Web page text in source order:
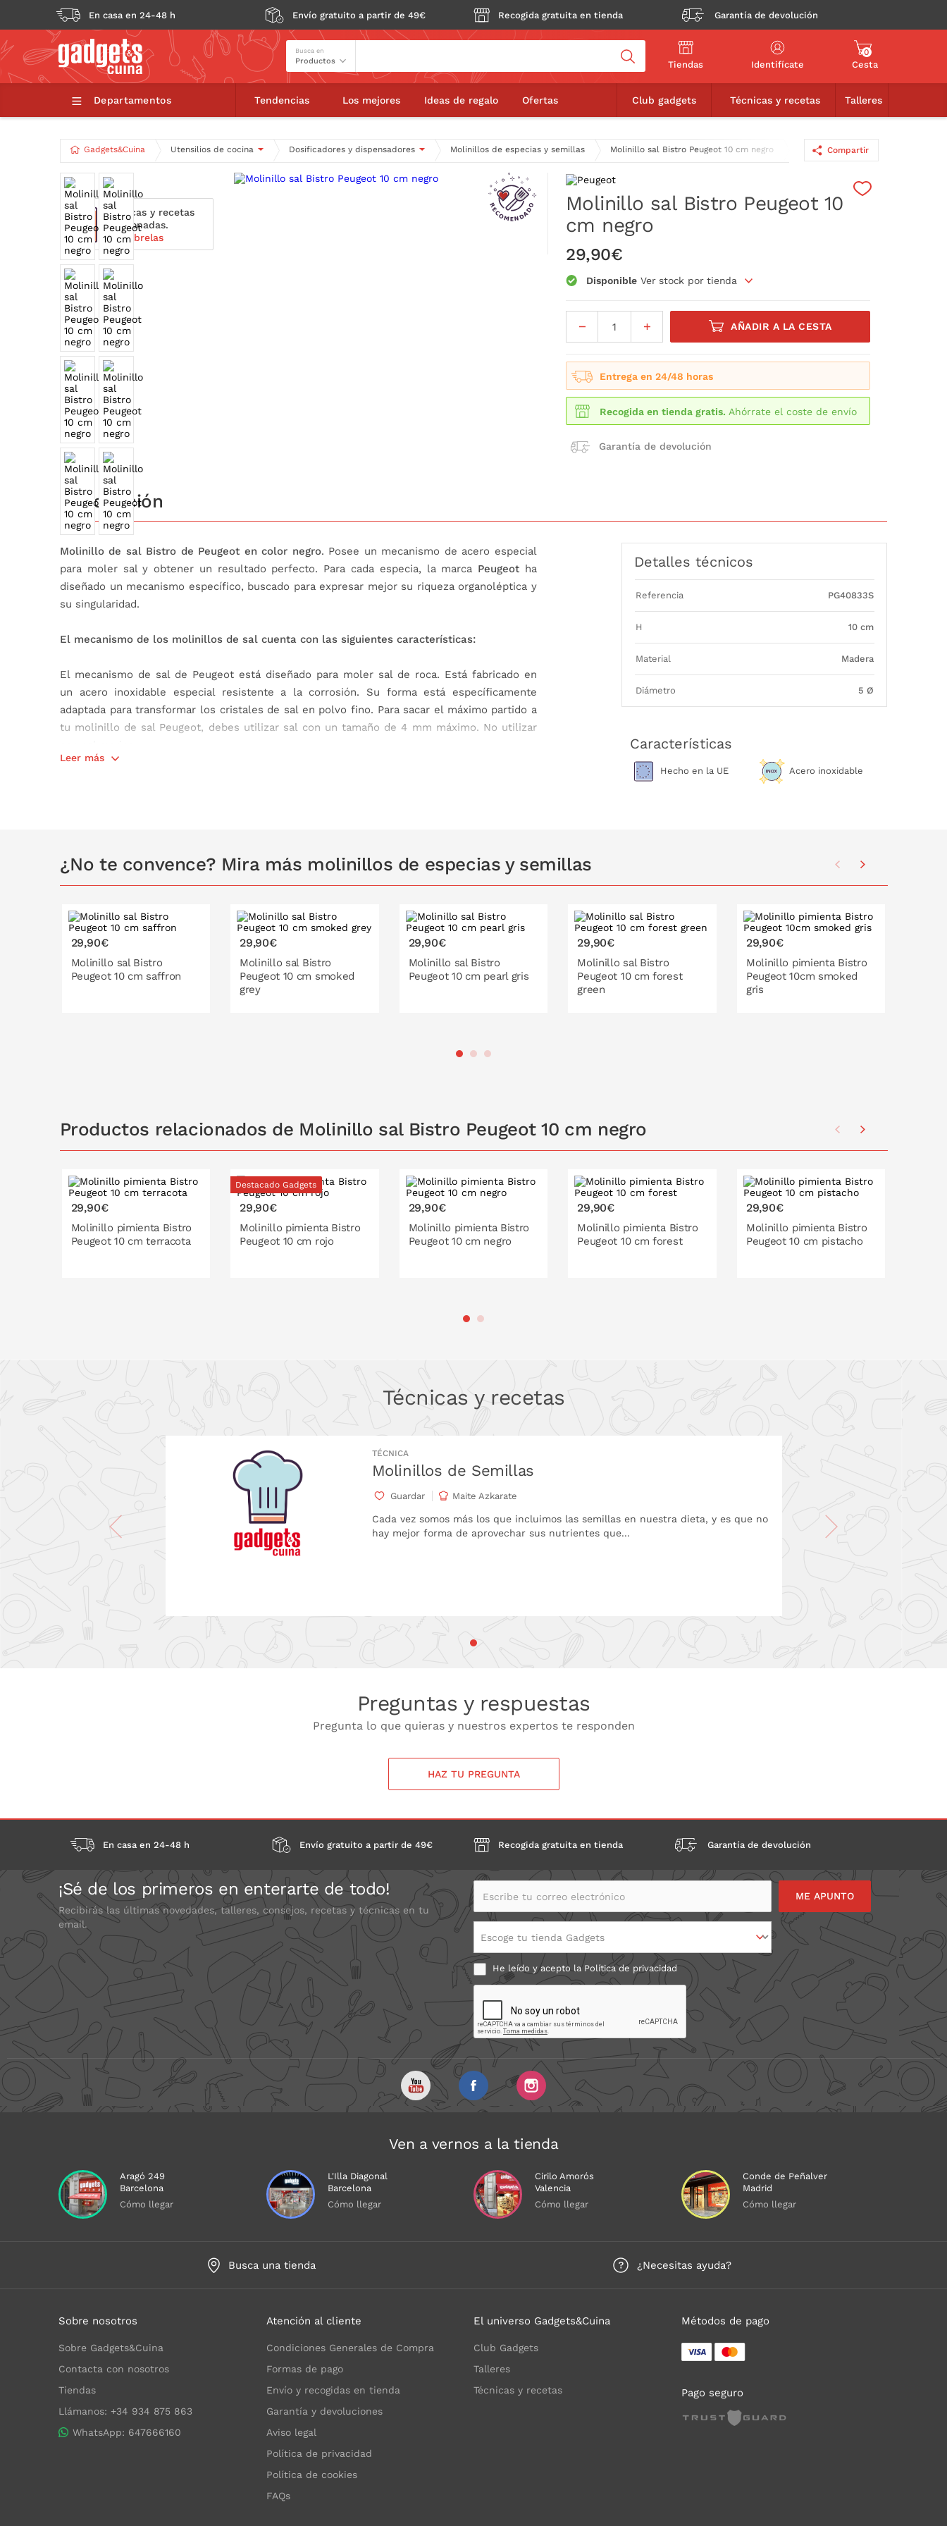
En casa en 24-48 h Envío gratuito a partir de 49€ Recogida gratuita en tienda Garantía de devolución
Busca en
Tiendas Identifícate
0
Cesta
Departamentos Tendencias Los mejores Ideas de regalo Ofertas Club gadgets Técnicas y recetas Talleres
Gadgets&Cuina Utensilios de cocina Dosificadores y dispensadores Molinillos de especias y semillas Molinillo sal Bistro Peugeot 10 cm negro
Molinillo sal Bistro Peugeot 10 cm negro
Técnicas y recetas
relacionadas.
Descúbrelas
Molinillo sal Bistro Peugeot 10
cm negro
29,90€
Disponible Ver stock por tienda
AÑADIR A LA CESTA
Entrega en 24/48 horas
Recogida en tienda gratis. Ahórrate el coste de envío
Garantía de devolución
Compartir
Descripción
Molinillo de sal Bistro de Peugeot en color negro. Posee un mecanismo de acero especial
para moler sal y obtener un resultado perfecto. Para cada especia, la marca Peugeot ha
diseñado un mecanismo específico, buscado para expresar mejor su riqueza organoléptica y
su singularidad.
El mecanismo de los molinillos de sal cuenta con las siguientes características:
El mecanismo de sal de Peugeot está diseñado para moler sal de roca. Está fabricado en
un acero inoxidable especial resistente a la corrosión. Su forma está específicamente
adaptada para transformar los cristales de sal en polvo fino. Para sacar el máximo partido a
tu molinillo de sal Peugeot, debes utilizar sal con un tamaño de 4 mm máximo. No utilizar
Mecanismo de molienda fabricado en acero inoxidable con garantía de por vida (el
Fabricado en Francia.
En el mundo de los molinillos de especias, pimienta y sal siempre hay una mención
especial para Peugeot
, fábrica francesa especializada en molinillos desde 1810. Dos siglos
de historia han llevado a la marca Peugeot a su condición de líder mundial en molinillos de
especias, presentes en las mesas y cocinas de los grandes chefs del mundo. La tecnología
la explosión de todo su sabor y frescura. Garantía de por vida en mecanismos para
Leer más
Detalles técnicos
Referencia PG40833S
H 10 cm
Material Madera
Diámetro 5 Ø
Características
Hecho en la UE Acero inoxidable
¿No te convence? Mira más molinillos de especias y semillas
29,90€
Molinillo sal Bistro
Peugeot 10 cm saffron
29,90€
Molinillo sal Bistro
Peugeot 10 cm smoked
grey
29,90€
Molinillo sal Bistro
Peugeot 10 cm pearl gris
29,90€
Molinillo sal Bistro
Peugeot 10 cm forest
green
29,90€
Molinillo pimienta Bistro
Peugeot 10cm smoked
gris
Productos relacionados de Molinillo sal Bistro Peugeot 10 cm negro
29,90€
Molinillo pimienta Bistro
Peugeot 10 cm terracota
Destacado Gadgets
29,90€
Molinillo pimienta Bistro
Peugeot 10 cm rojo
29,90€
Molinillo pimienta Bistro
Peugeot 10 cm negro
29,90€
Molinillo pimienta Bistro
Peugeot 10 cm forest
29,90€
Molinillo pimienta Bistro
Peugeot 10 cm pistacho
Técnicas y recetas
TÉCNICA
Molinillos de Semillas
Guardar Maite Azkarate
Cada vez somos más los que incluimos las semillas en nuestra dieta, y es que no
hay mejor forma de aprovechar sus nutrientes que...
Preguntas y respuestas
Pregunta lo que quieras y nuestros expertos te responden
HAZ TU PREGUNTA
En casa en 24-48 h Envío gratuito a partir de 49€ Recogida gratuita en tienda Garantía de devolución
¡Sé de los primeros en enterarte de todo!
Recibirás las últimas novedades, talleres, consejos, recetas y técnicas en tu
email.
Escribe tu correo electrónico
Escoge tu tienda Gadgets
He leído y acepto la Política de privacidad
Ven a vernos a la tienda
Aragó 249
Barcelona
Cómo llegar
L'Illa Diagonal
Barcelona
Cómo llegar
Cirilo Amorós
Valencia
Cómo llegar
Conde de Peñalver
Madrid
Cómo llegar
Busca una tienda ¿Necesitas ayuda?
Sobre nosotros
Sobre Gadgets&Cuina
Contacta con nosotros
Tiendas
Llámanos: +34 934 875 863
WhatsApp: 647666160
Atención al cliente
Condiciones Generales de Compra
Formas de pago
Envío y recogidas en tienda
Garantía y devoluciones
Aviso legal
Política de privacidad
Política de cookies
FAQs
El universo Gadgets&Cuina
Club Gadgets
Talleres
Técnicas y recetas
Métodos de pago
Pago seguro